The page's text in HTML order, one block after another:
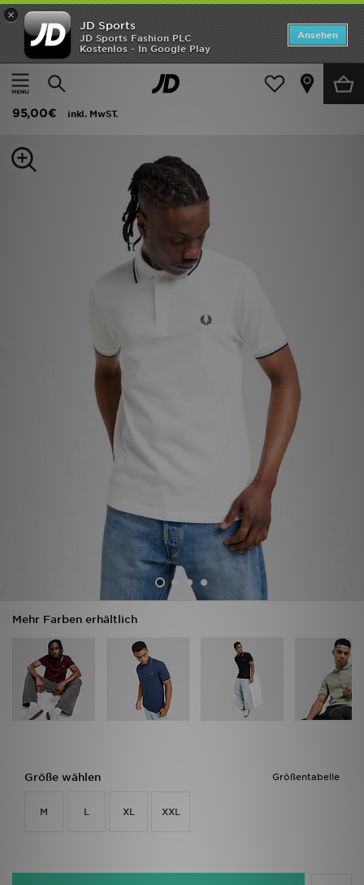
×
JD Sports
JD Sports Fashion PLC
Kostenlos - In Google Play
Ansehen
Startseite
Herren Herrenbekleidung Poloshirts
Fred Perry Twin Tipped Poloshirt
95,00€
inkl. MwST.
Mehr Farben erhältlich
Größentabelle
Größe wählen
M L XL XXL
Startseite
ANGEBOTE
Herren
Meine Nachrichten
Bestellverfolgung
Hilfe & Kontakt
Trending Styles